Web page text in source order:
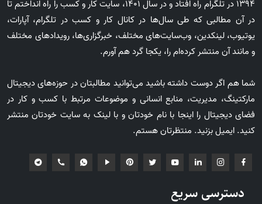
1394 در تلگرام راه افتاد و در سال 1401، سایت کار و کسب را راه انداختم تا
در آن مطالبی که طی سال‌ها در کانال کار و کسب در تلگرام، آپارات،
یوتیوب، لینکدین، وب‌سایت‌های مختلف، خبرگزاری‌ها، رویدادهای مختلف
و مانند آن منتشر کرده‌ام را، یکجا گرد هم آورم.
شما هم اگر دوست داشته باشید می‌توانید مطالبتان در حوزه‌های دیجیتال
مارکتینگ، مدیریت، منابع انسانی و موضوعات مرتبط با کسب و کار در
فضای دیجیتال را اینجا با نام خودتان و با لینک به سایت خودتان منتشر
کنید. ایمیل بزنید. منتظرتان هستم.
دسترسی سریع